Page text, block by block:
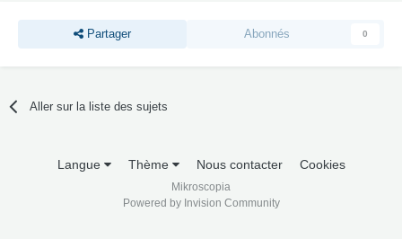
Partager Abonnés 0
Aller sur la liste des sujets
Langue Thème Nous contacter Cookies
Mikroscopia
Powered by Invision Community